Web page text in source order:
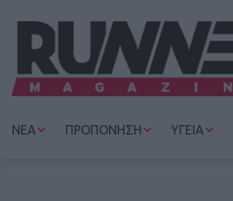
ΝΕΑ ΠΡΟΠΟΝΗΣΗ ΥΓΕΙΑ